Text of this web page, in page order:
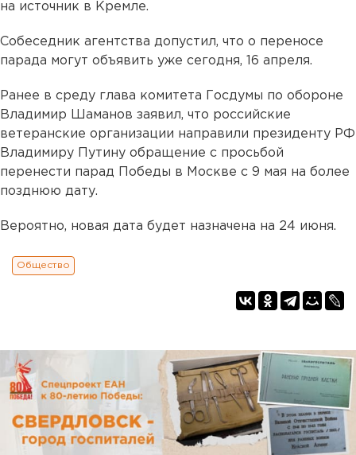
на источник в Кремле.
Собеседник агентства допустил, что о переносе
парада могут объявить уже сегодня, 16 апреля.
Ранее в среду глава комитета Госдумы по обороне
Владимир Шаманов заявил, что российские
ветеранские организации направили президенту РФ
Владимиру Путину обращение с просьбой
перенести парад Победы в Москве с 9 мая на более
позднюю дату.
Вероятно, новая дата будет назначена на 24 июня.
Общество